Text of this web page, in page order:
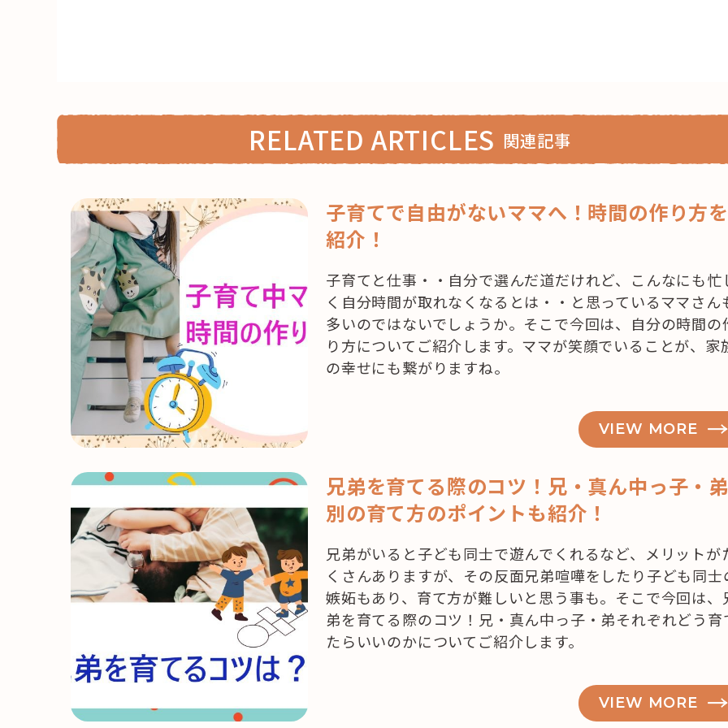
RELATED ARTICLES 関連記事
子育てで自由がないママへ！時間の作り方を
紹介！
子育てと仕事・・自分で選んだ道だけれど、こんなにも忙
く自分時間が取れなくなるとは・・と思っているママさん
多いのではないでしょうか。そこで今回は、自分の時間の
り方についてご紹介します。ママが笑顔でいることが、家
の幸せにも繋がりますね。
VIEW MORE
兄弟を育てる際のコツ！兄・真ん中っ子・弟
別の育て方のポイントも紹介！
兄弟がいると子ども同士で遊んでくれるなど、メリットが
くさんありますが、その反面兄弟喧嘩をしたり子ども同士
嫉妬もあり、育て方が難しいと思う事も。そこで今回は、
弟を育てる際のコツ！兄・真ん中っ子・弟それぞれどう育
たらいいのかについてご紹介します。
VIEW MORE